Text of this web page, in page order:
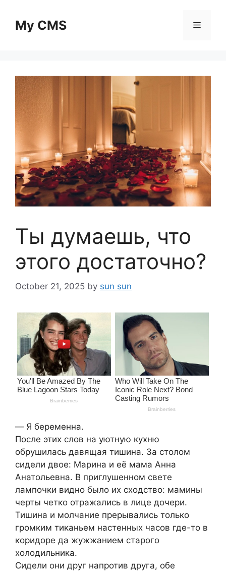
contentMy CMS Menu
Ты думаешь, что
этого достаточно?
October 21, 2025 by sun sun
― Я беременна.
После этих слов на уютную кухню
обрушилась давящая тишина. За столом
сидели двое: Марина и её мама Анна
Анатольевна. В приглушенном свете
лампочки видно было их сходство: мамины
черты четко отражались в лице дочери.
Тишина и молчание прерывались только
громким тиканьем настенных часов где-то в
коридоре да жужжанием старого
холодильника.
Сидели они друг напротив друга, обе